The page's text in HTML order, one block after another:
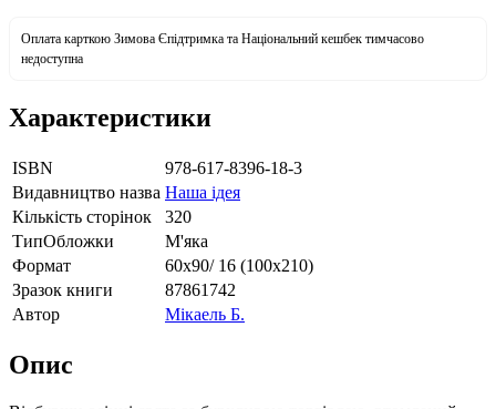
Оплата карткою Зимова Єпідтримка та Національний кешбек тимчасово
недоступна
Характеристики
ISBN
978-617-8396-18-3
Видавництво назва Наша ідея
Кількість сторінок
320
ТипОбложки
М'яка
Формат
60х90/ 16 (100х210)
Зразок книги
87861742
Автор
Мікаель Б.
Опис